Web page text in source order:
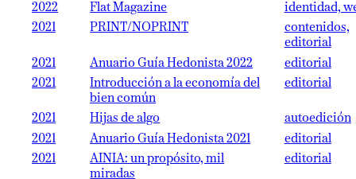
2022
Flat Magazine
identidad,
2021
PRINT/NOPRINT
contenidos,
editorial
2021
Anuario Guía Hedonista 2022
editorial
2021
Introducción a la economía del
bien común
editorial
2021 Hijas de algo
autoedición
2021
Anuario Guía Hedonista 2021
editorial
2021
AINIA: un propósito, mil
miradas
editorial